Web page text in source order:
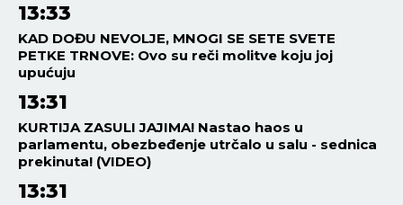
13:33
KAD DOĐU NEVOLJE, MNOGI SE SETE SVETE
PETKE TRNOVE: Ovo su reči molitve koju joj
upućuju
13:31
KURTIJA ZASULI JAJIMA! Nastao haos u
parlamentu, obezbeđenje utrčalo u salu - sednica
prekinuta! (VIDEO)
13:31